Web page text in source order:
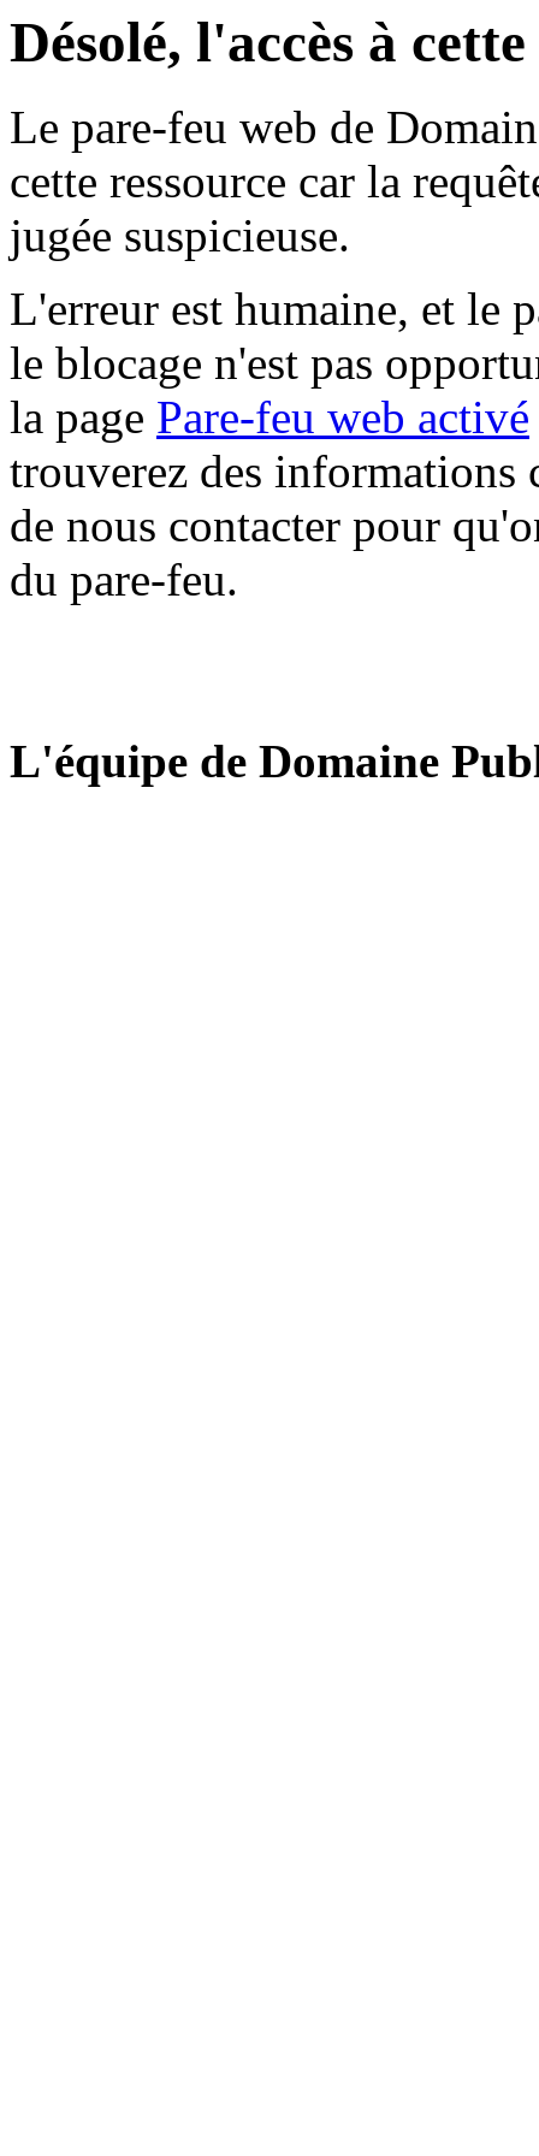
Désolé, l'accès à
Le pare-feu web de
cette ressource car la
jugée suspicieuse.
L'erreur est humaine, et le
le blocage n'est pas
la page Pare-feu web activé
trouverez des informations
de nous contacter pour
du pare-feu.
L'équipe de Domaine